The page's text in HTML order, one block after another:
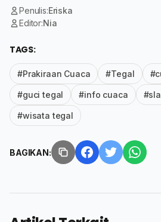
Penulis:Eriska
Editor:Nia
TAGS:
#Prakiraan Cuaca #Tegal
#guci tegal #info cuaca
#wisata tegal
BAGIKAN: